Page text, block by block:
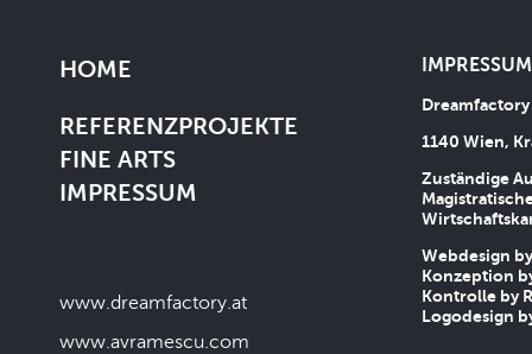
HOME
REFERENZPROJEKTE
FINE ARTS
IMPRESSUM
www.dreamfactory.at
www.avramescu.com
1140 Wien,
Zuständige
Webdesign
Konzeption
Kontrolle by
Logodesign